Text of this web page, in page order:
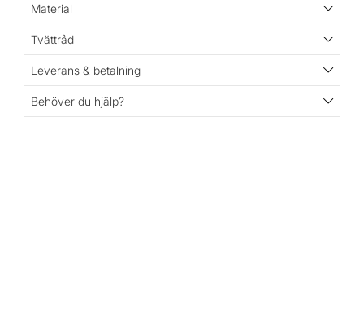
Material
Tvättråd
Leverans & betalning
Behöver du hjälp?